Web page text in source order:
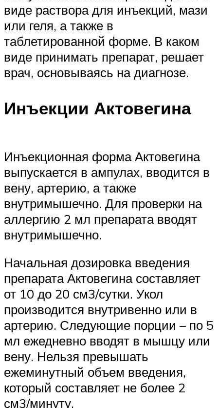
виде раствора для инъекций, мази
или геля, а также в
таблетированной форме. В каком
виде принимать препарат, решает
врач, основываясь на диагнозе.
Инъекции Актовегина
Инъекционная форма Актовегина
выпускается в ампулах, вводится в
вену, артерию, а также
внутримышечно. Для проверки на
аллергию 2 мл препарата вводят
внутримышечно.
Начальная дозировка введения
препарата Актовегина составляет
от 10 до 20 см3/сутки. Укол
производится внутривенно или в
артерию. Следующие порции – по 5
мл ежедневно вводят в мышцу или
вену. Нельзя превышать
ежеминутный объем введения,
который составляет не более 2
см3/минуту.